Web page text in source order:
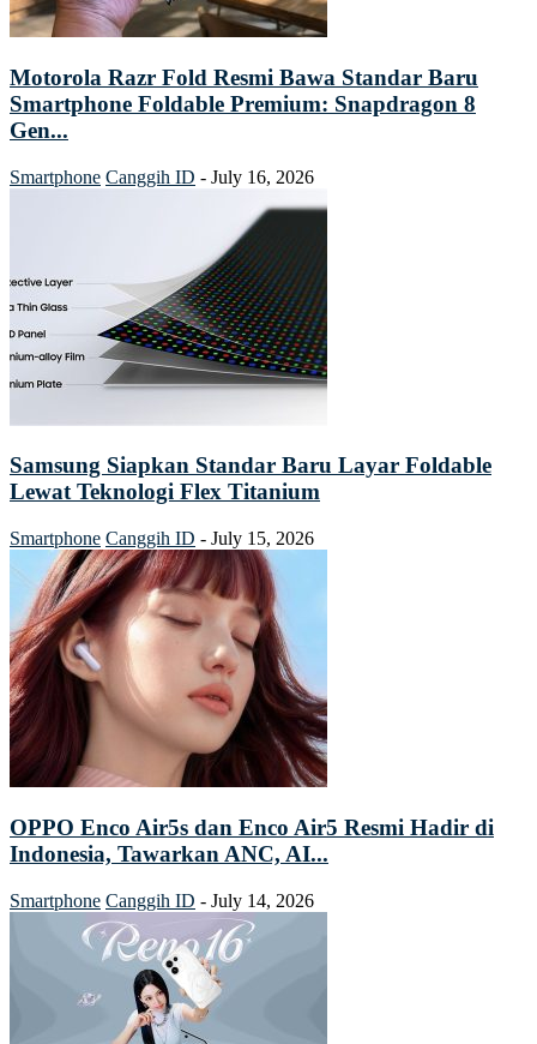
Motorola Razr Fold Resmi Bawa Standar Baru
Smartphone Foldable Premium: Snapdragon 8
Gen...
Smartphone Canggih ID - July 16, 2026
Samsung Siapkan Standar Baru Layar Foldable
Lewat Teknologi Flex Titanium
Smartphone Canggih ID - July 15, 2026
OPPO Enco Air5s dan Enco Air5 Resmi Hadir di
Indonesia, Tawarkan ANC, AI...
Smartphone Canggih ID - July 14, 2026